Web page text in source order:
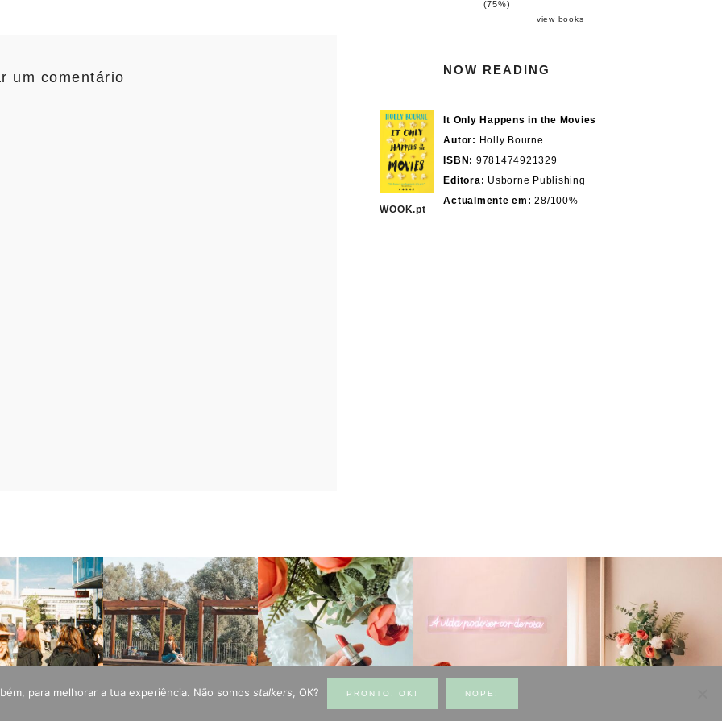
um comentário
(75%)
view books
NOW READING
WOOK.pt
It Only Happens in the Movies
Autor: Holly Bourne
ISBN: 9781474921329
Editora: Usborne Publishing
Actualmente em: 28/100%
para melhorar a tua experiência. Não somos stalkers , OK? PRONTO, OK! NOPE!